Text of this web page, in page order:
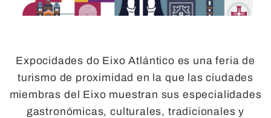
Expocidades do Eixo Atlántico es una feria de
turismo de proximidad en la que las ciudades
miembras del Eixo muestran sus especialidades
gastronómicas, culturales, tradicionales y